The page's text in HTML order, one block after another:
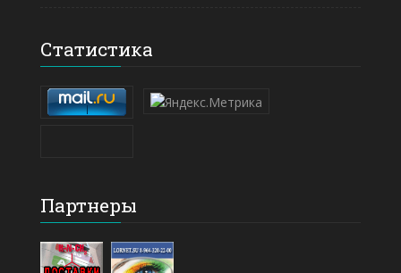
Статистика
Партнеры